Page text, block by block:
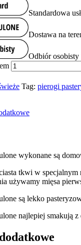
Standardowa
Dostawa na
Odbiór
Tag: pierogi
wykonane są
tkwi w
używamy mięsa
są lekko
najlepiej smakują